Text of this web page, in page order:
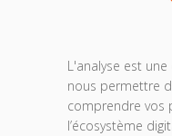
L'analyse est
nous permettre
comprendre vos
l’écosystème